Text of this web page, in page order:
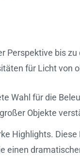
Perspektive bis
für Licht von
Wahl für die
Objekte
Highlights.
einen